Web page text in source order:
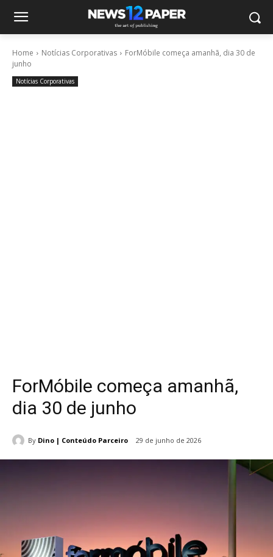
Home Notícias Corporativas
ForMóbile começa amanhã, dia 30 de
junho
Notícias Corporativas
ForMóbile começa amanhã,
dia 30 de junho
By Dino | Conteúdo Parceiro 29 de junho de 2026